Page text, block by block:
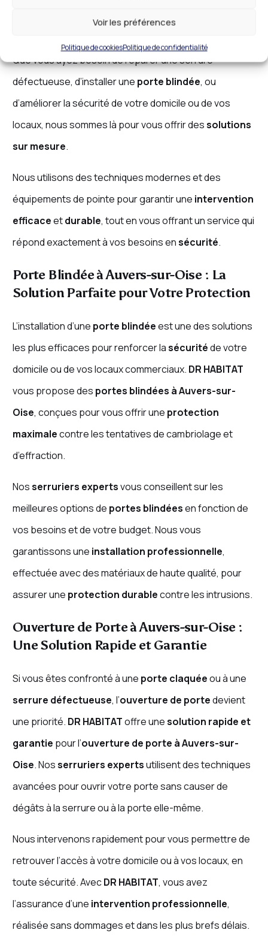
Voir les préférences
Politique de cookiesPolitique de confidentialité
serruriers professionnels sont formés pour
Que vous ayez besoin de réparer une serrure
défectueuse, d’installer une porte blindée, ou
d’améliorer la sécurité de votre domicile ou de vos
locaux, nous sommes là pour vous offrir dessolutions
sur mesure.
Nous utilisons des techniques modernes et des
équipements de pointe pour garantir une intervention
efficaceetdurable, tout en vous offrant un service qui
répond exactement à vos besoins ensécurité.
Porte Blindée à Auvers-sur-Oise : La
Solution Parfaite pour Votre Protection
L’installation d’une porte blindéeest une des solutions
les plus efficaces pour renforcer lasécuritéde votre
domicile ou de vos locaux commerciaux. DR HABITAT
vous propose des portes blindées à Auvers-sur-
Oise, conçues pour vous offrir une protection
maximalecontre les tentatives de cambriolage et
d’effraction.
Nosserruriers expertsvous conseillent sur les
meilleures options de portes blindéesen fonction de
vos besoins et de votre budget. Nous vous
garantissons une installation professionnelle,
effectuée avec des matériaux de haute qualité, pour
assurer une protection durablecontre les intrusions.
Ouverture de Porte à Auvers-sur-Oise :
Une Solution Rapide et Garantie
Si vous êtes confronté à une porte claquéeou à une
serrure défectueuse, l’ouverture de portedevient
une priorité. DR HABITAToffre unesolution rapide et
garantie pour l’ouverture de porte à Auvers-sur-
Oise. Nosserruriers expertsutilisent des techniques
avancées pour ouvrir votre porte sans causer de
dégâts à la serrure ou à la porte elle-même.
Nous intervenons rapidement pour vous permettre de
retrouver l’accès à votre domicile ou à vos locaux, en
toute sécurité. AvecDR HABITAT, vous avez
l’assurance d’une intervention professionnelle,
réalisée sans dommages et dans les plus brefs délais.